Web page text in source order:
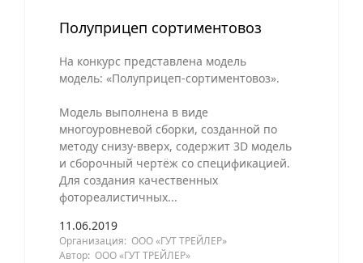
Полуприцеп сортиментовоз
На конкурс представлена модель
модель: «Полуприцеп-сортиментовоз».
Модель выполнена в виде
многоуровневой сборки, созданной по
методу снизу-вверх, содержит 3D модель
и сборочный чертёж со спецификацией.
Для создания качественных
фотореалистичных...
11.06.2019
Организация: ООО «ГУТ ТРЕЙЛЕР»
Автор: ООО «ГУТ ТРЕЙЛЕР»